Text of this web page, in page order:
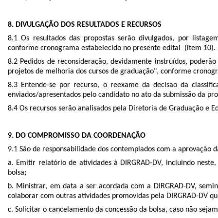
8. DIVULGAÇÃO DOS RESULTADOS E RECURSOS
8.1 Os resultados das propostas serão divulgados, por
conforme cronograma estabelecido no presente edital (item 10).
8.2 Pedidos de reconsideração, devidamente instruídos,
projetos de melhoria dos cursos de graduação", conforme
8.3 Entende-se por recurso, o reexame da decisão da
enviados/apresentados pelo candidato no ato da submissão da
8.4 Os recursos serão analisados pela Diretoria de Graduação e
9. DO COMPROMISSO DA COORDENAÇÃO
9.1 São de responsabilidade dos contemplados com a aprovação
a. Emitir relatório de atividades à DIRGRAD-DV, incluindo
bolsa;
b. Ministrar, em data a ser acordada com a DIRGRAD-DV,
colaborar com outras atividades promovidas pela DIRGRAD-DV
c. Solicitar o cancelamento da concessão da bolsa, caso não